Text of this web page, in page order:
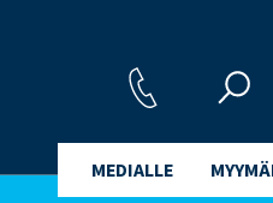
MEDIALLE